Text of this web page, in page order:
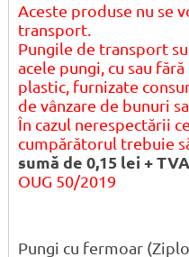
Aceste produse nu se
transport.
Pungile de transport
acele pungi, cu sau
plastic, furnizate
de vânzare de bunuri
În cazul nerespectării
cumpărătorul trebuie
sumă de 0,15 lei +
OUG 50/2019
Pungi cu fermoar